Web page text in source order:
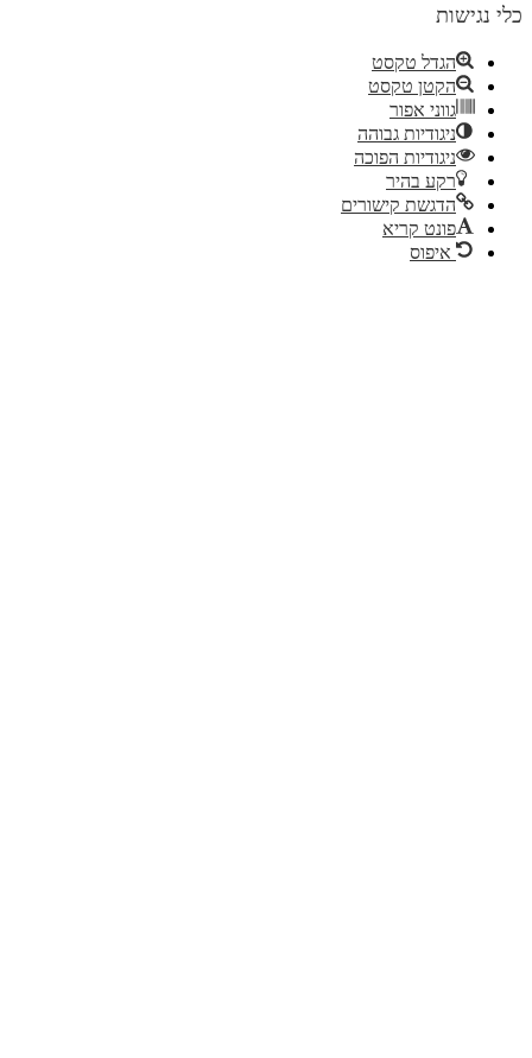
כלי נגישות
הגדל טקסט
הקטן טקסט
גווני אפור
ניגודיות גבוהה
ניגודיות הפוכה
רקע בהיר
הדגשת קישורים
פונט קריא
איפוס